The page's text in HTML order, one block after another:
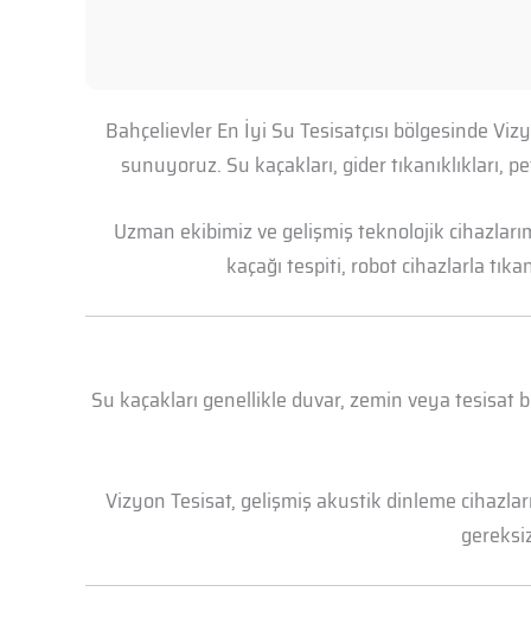
Bahçelievler En İyi Su Tesisatçısı bölgesinde
sunuyoruz. Su kaçakları, gider
Uzman ekibimiz ve gelişmiş teknolojik
kaçağı tespiti, robot cihazlarla
Su kaçakları genellikle duvar, zemin veya tesisat
Vizyon Tesisat, gelişmiş akustik dinleme